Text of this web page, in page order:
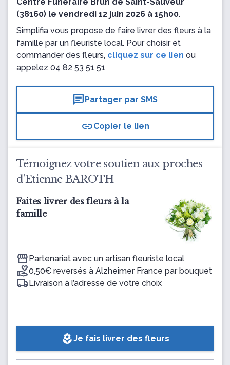
(38160) le vendredi 12 juin 2026 à 15h00.
Simplifia vous propose de faire livrer des fleurs à la
famille par un fleuriste local. Pour choisir et
commander des fleurs, cliquez sur ce lien ou
appelez 04 82 53 51 51
chatPartager par SMS
linkCopier le lien
Témoignez votre soutien aux proches
d’Etienne BAROTH
Faites livrer des fleurs à la
famille
Partenariat avec un artisan fleuriste local
0,50€ reversés à Alzheimer France par bouquet
Livraison à l’adresse de votre choix
local_floristJe fais livrer des fleurs